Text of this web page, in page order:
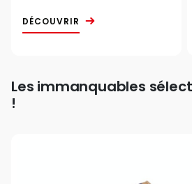
DÉCOUVRIR
Les immanquables
!